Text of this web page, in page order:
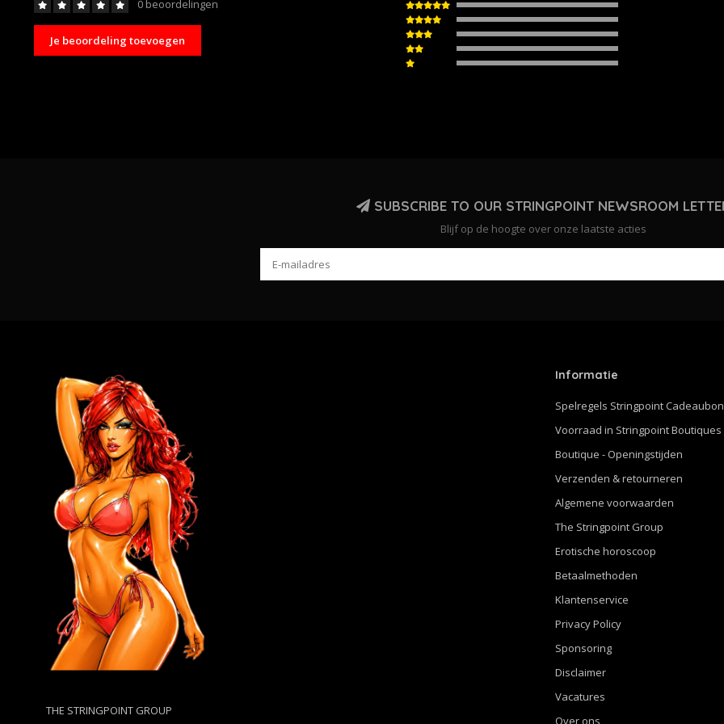
0 beoordelingen
Je beoordeling toevoegen
SUBSCRIBE TO OUR STRINGPOINT NEWSROOM
Blijf op de hoogte over onze laatste acties
THE STRINGPOINT GROUP
Informatie
Spelregels Stringpoint
Voorraad in Stringpoint Boutiques
Boutique - Openingstijden
Verzenden & retourneren
Algemene voorwaarden
The Stringpoint Group
Erotische horoscoop
Betaalmethoden
Klantenservice
Privacy Policy
Sponsoring
Disclaimer
Vacatures
Over ons